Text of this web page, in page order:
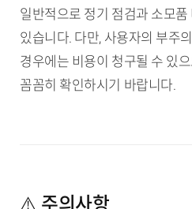
일반적으로 정기 점검과 소모
있습니다. 다만, 사용자의 부주
경우에는 비용이 청구될 수 있
꼼꼼히 확인하시기 바랍니다.
⚠️ 주의사항